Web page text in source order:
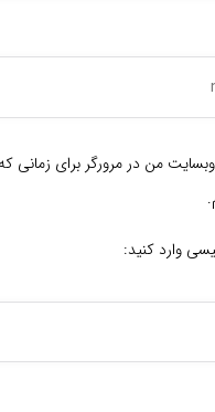
من در مرورگر برای زمانی
وارد کنید: